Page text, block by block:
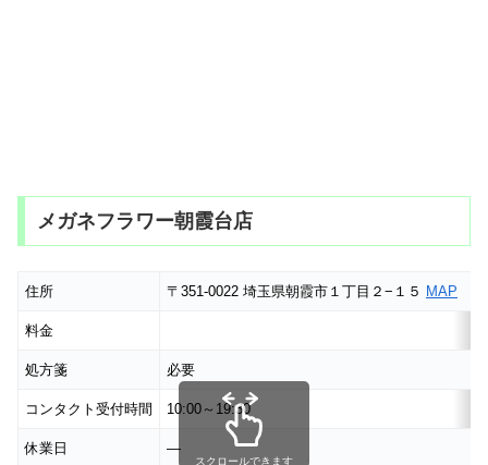
メガネフラワー朝霞台店
住所 〒351-0022 埼玉県朝霞市１丁目２−１５ MAP
料金
処方箋 必要
コンタクト受付時間 10:00～19:30
休業日 ―
スクロールできます